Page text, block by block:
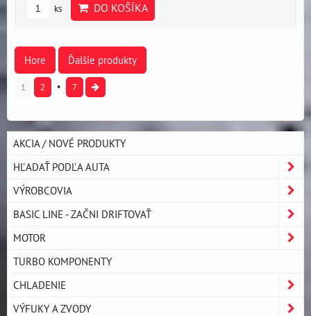
ks DO KOŠÍKA
Hore Ďalšie produkty
1 2 7
AKCIA / NOVÉ PRODUKTY
HĽADAŤ PODĽA AUTA
VÝROBCOVIA
BASIC LINE - ZAČNI DRIFTOVAŤ
MOTOR
TURBO KOMPONENTY
CHLADENIE
VÝFUKY A ZVODY